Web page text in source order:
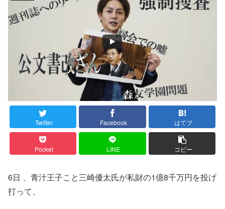
Twitter Facebook はてブ
Pocket LINE コピー
6日 、青汁王子こと三崎優太氏が私財の1億8千万円を投げ
打って、